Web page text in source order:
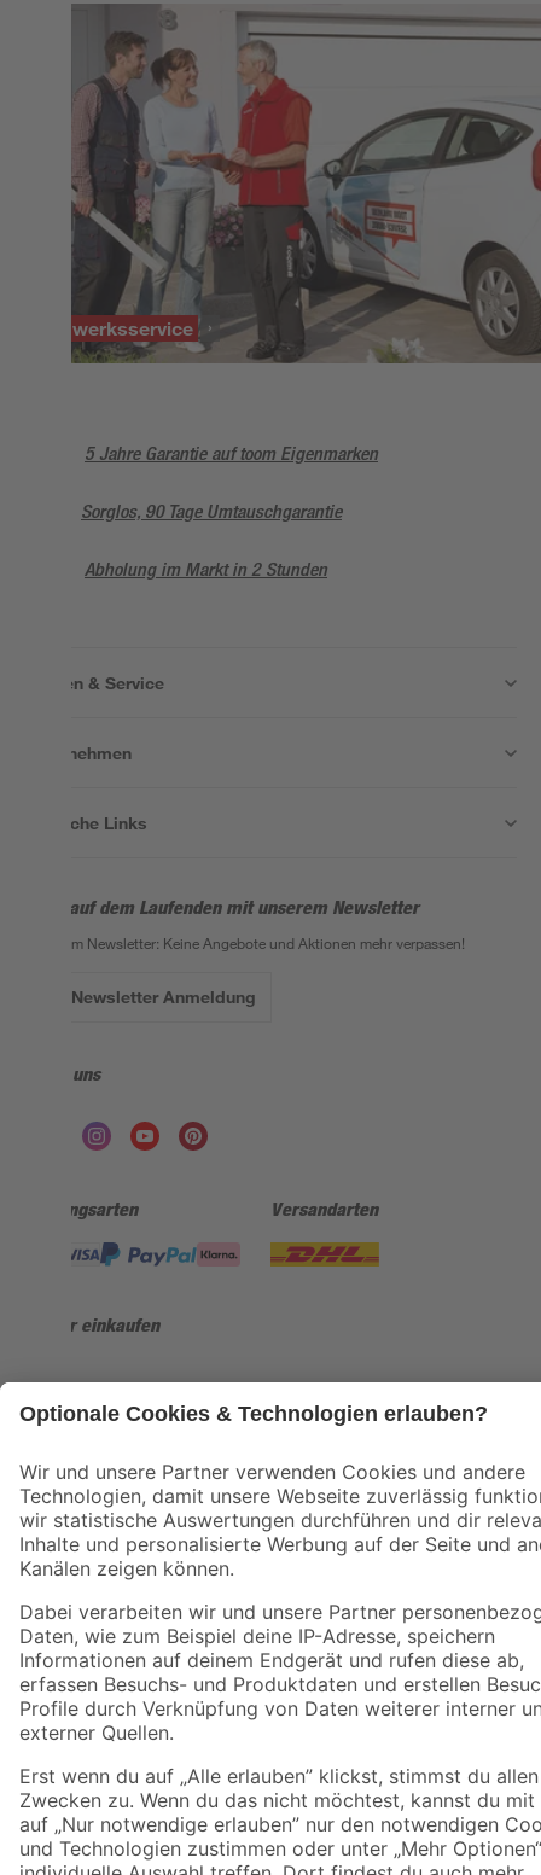
Handwerksservice
5 Jahre Garantie auf toom Eigenmarken
Sorglos, 90 Tage Umtauschgarantie
Abholung im Markt in 2 Stunden
Wissen & Service
Unternehmen
Nützliche Links
Bleib auf dem Laufenden mit unserem Newsletter
Der toom Newsletter: Keine Angebote und Aktionen mehr verpassen!
Zur Newsletter Anmeldung
Folge uns
Zahlungsarten Versandarten
Sicher einkaufen
Umständen nicht in allen Märkten verfügbar. Die angegebenen Verfügbarkeiten beziehen
sich auf den unter "Mein Markt" ausgewählten toom Baumarkt. Alle Angebote und
Produkte nur solange der Vorrat reicht.
*Paketversand ab 59 € versandkostenfrei, gilt nicht für Artikel mit Speditionsversand, hier
fallen zusätzliche Versandkosten an.
Datenschutz Privatsphäre
Nutzungsbedingungen
Widerrufsrecht
Vertrag widerrufen
Barrierefreiheit
© 2026 toom Baumarkt GmbH